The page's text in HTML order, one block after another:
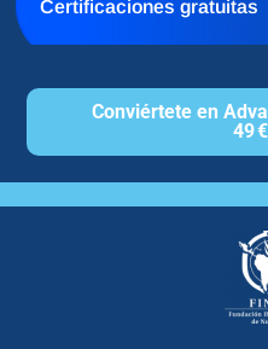
Certificaciones gratuitas
Conviértete en
49